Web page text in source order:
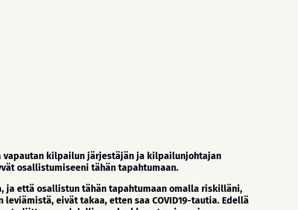
vapautan kilpailun järjestäjän ja kilpailunjohtajan
osallistumiseeni tähän tapahtumaan.
ja että osallistun tähän tapahtumaan omalla riskilläni,
eivät takaa, etten saa COVID19-tautia. Edellä